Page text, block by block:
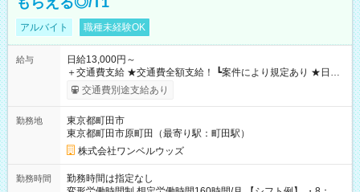
アルバイト 職種未経験OK
給与
日給13,000円～
＋交通費支給 ★交通費全額支給！ ┗案件により規定あり ★日払
いOK！（規定あり） ┗働いたその日に現金GET♪ お仕事後はコ
ンビニATMから 日払い分を引き落とせます！ 【試用期間】試
交通費別途支給あり
勤務地
東京都町田市
東京都町田市原町田（最寄り駅：町田駅）
株式会社ワンベルウッズ
勤務時間
勤務時間は指定なし